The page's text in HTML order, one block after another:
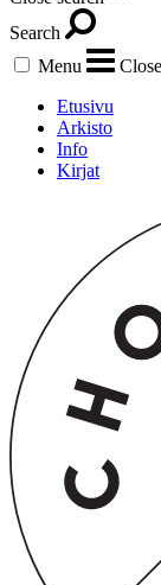
Search
Menu
Etusivu
Arkisto
Info
Kirjat